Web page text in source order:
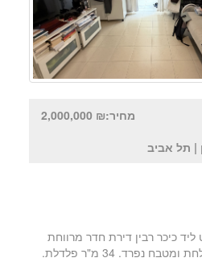
מחיר:₪ 2,000,000
| תל אביב
כיכר רבין דירת חדר מרווחת
עם מרפסת, שירוקלחת ומטבח נפרד. 34 מ"ר פלדלת.